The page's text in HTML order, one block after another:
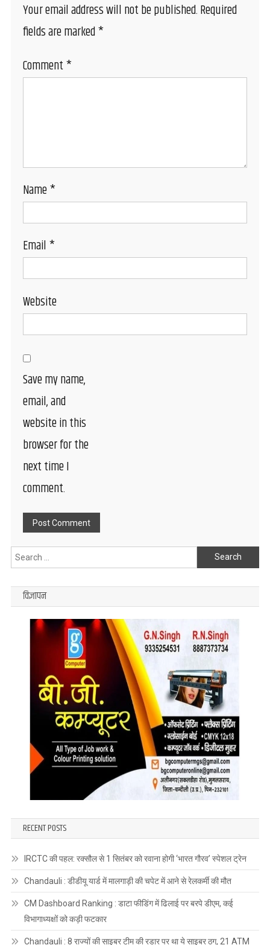
Your email address will not be published.Required
fields are marked*
Comment*
Name*
Email*
Website
Save my name,
email, and
website in this
browser for the
next time I
comment.
Search
for:
विज्ञापन
RECENT POSTS
IRCTC की पहल: रक्सौल से 1 सितंबर को रवाना होगी ‘भारत गौरव’ स्पेशल ट्रेन
Chandauli : डीडीयू यार्ड में मालगाड़ी की चपेट में आने से रेलकर्मी की मौत
CM Dashboard Ranking : डाटा फीडिंग में ढिलाई पर बरपे डीएम, कई
विभागाध्यक्षों को कड़ी फटकार
Chandauli : 8 राज्यों की साइबर टीम की रडार पर था ये साइबर ठग, 21 ATM